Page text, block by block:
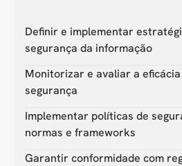
Definir e implementar
segurança da informação
Monitorizar e avaliar a
segurança
Implementar políticas de
normas e frameworks
Garantir conformidade com